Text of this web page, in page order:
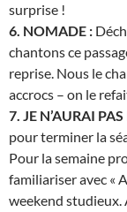
surprise !
6. NOMADE :
chantons ce
reprise. Nous le
accrocs – on le
7. JE N’AURAI
pour terminer la
Pour la semaine
familiariser avec «
weekend studieux.